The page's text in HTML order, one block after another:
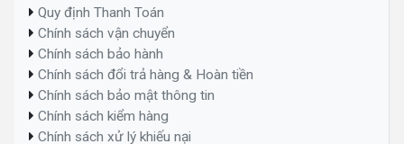
Quy định Thanh Toán
Chính sách vận chuyển
Chính sách bảo hành
Chính sách đổi trả hàng & Hoàn tiền
Chính sách bảo mật thông tin
Chính sách kiểm hàng
Chính sách xử lý khiếu nại